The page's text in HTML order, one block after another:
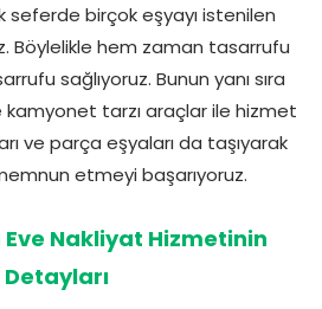
seferde birçok eşyayı istenilen
Böylelikle hem zaman tasarrufu
sağlıyoruz. Bunun yanı sıra
tarzı araçlar ile hizmet
ve parça eşyaları da taşıyarak
etmeyi başarıyoruz.
Nakliyat Hizmetinin
Detayları